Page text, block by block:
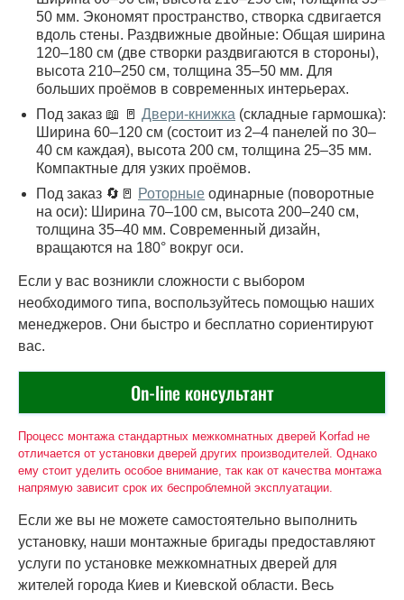
50 мм. Экономят пространство, створка сдвигается
вдоль стены. Раздвижные двойные: Общая ширина
120–180 см (две створки раздвигаются в стороны),
высота 210–250 см, толщина 35–50 мм. Для
больших проёмов в современных интерьерах.
Под заказ 📖 🚪 Двери-книжка (складные гармошка):
Ширина 60–120 см (состоит из 2–4 панелей по 30–
40 см каждая), высота 200 см, толщина 25–35 мм.
Компактные для узких проёмов.
Под заказ 🔄🚪 Роторные одинарные (поворотные
на оси): Ширина 70–100 см, высота 200–240 см,
толщина 35–40 мм. Современный дизайн,
вращаются на 180° вокруг оси.
Если у вас возникли сложности с выбором
необходимого типа, воспользуйтесь помощью наших
менеджеров. Они быстро и бесплатно сориентируют
вас.
On-line консультант
Процесс монтажа стандартных межкомнатных дверей Korfad не
отличается от установки дверей других производителей. Однако
ему стоит уделить особое внимание, так как от качества монтажа
напрямую зависит срок их беспроблемной эксплуатации.
Если же вы не можете самостоятельно выполнить
установку, наши монтажные бригады предоставляют
услуги по установке межкомнатных дверей для
жителей города Киев и Киевской области. Весь